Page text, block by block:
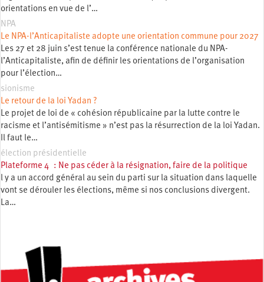
orientations en vue de l’…
NPA
Le NPA-l’Anticapitaliste adopte une orientation commune pour 2027
Les 27 et 28 juin s’est tenue la conférence nationale du NPA-
l’Anticapitaliste, afin de définir les orientations de l’organisation
pour l’élection…
sionisme
Le retour de la loi Yadan ?
Le projet de loi de « cohésion républicaine par la lutte contre le
racisme et l’antisémitisme » n’est pas la résurrection de la loi Yadan.
Il faut le…
élection présidentielle
Plateforme 4 : Ne pas céder à la résignation, faire de la politique
l y a un accord général au sein du parti sur la situation dans laquelle
vont se dérouler les élections, même si nos conclusions divergent.
La…